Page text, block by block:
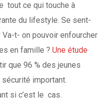
tout ce qui touche à
du lifestyle. Se sent-
t- on pouvoir enfourcher
en famille ? Une étude
que 96 % des jeunes
important.
si c’est le cas.